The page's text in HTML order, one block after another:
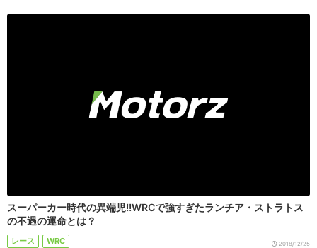
スーパーカー時代の異端児!!WRCで強すぎたランチア・ストラトス
の不遇の運命とは？
レース WRC 2018/12/25